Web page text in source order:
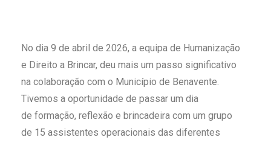
No dia 9 de abril de 2026, a equipa de Humanização
e Direito a Brincar, deu mais um passo significativo
na colaboração com o Município de Benavente.
Tivemos a oportunidade de passar um dia
de formação, reflexão e brincadeira com um grupo
de 15 assistentes operacionais das diferentes